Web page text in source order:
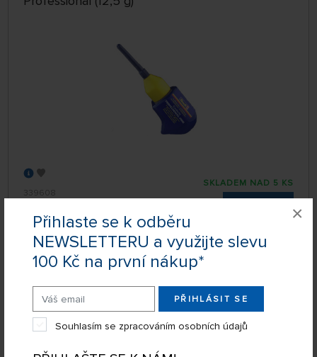
Přihlaste se k odběru
NEWSLETTERU a využijte slevu
100 Kč na první nákup*
PŘIHLÁSIT SE
Souhlasím se zpracováním osobních údajů
×
339608
SKLADEM NAD 5 KS
Úterý 11.08. může být u Vás
Professional (25 g)